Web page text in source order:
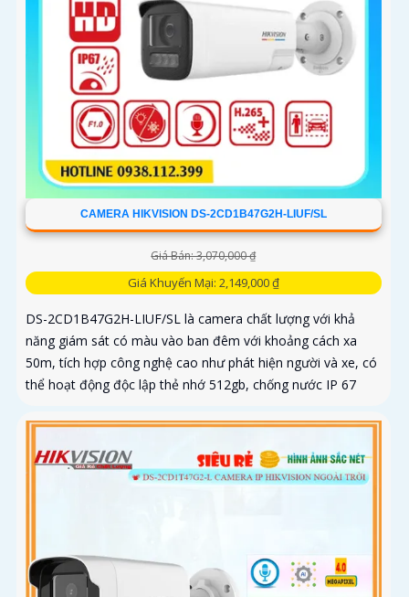
CAMERA HIKVISION DS-2CD1B47G2H-LIUF/SL
Giá Bán: 3,070,000 ₫
Giá Khuyến Mại: 2,149,000 ₫
DS-2CD1B47G2H-LIUF/SL là camera chất lượng với khả
năng giám sát có màu vào ban đêm với khoảng cách xa
50m, tích hợp công nghệ cao như phát hiện người và xe, có
thể hoạt động độc lập thẻ nhớ 512gb, chống nước IP 67